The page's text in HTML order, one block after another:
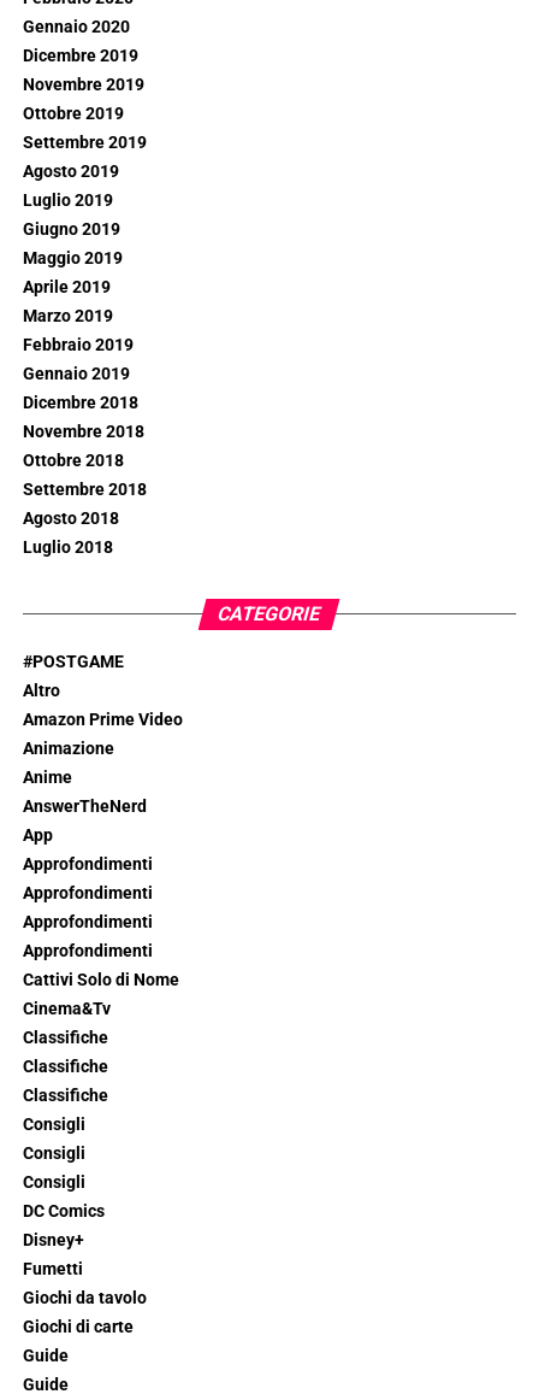
Gennaio 2020
Dicembre 2019
Novembre 2019
Ottobre 2019
Settembre 2019
Agosto 2019
Luglio 2019
Giugno 2019
Maggio 2019
Aprile 2019
Marzo 2019
Febbraio 2019
Gennaio 2019
Dicembre 2018
Novembre 2018
Ottobre 2018
Settembre 2018
Agosto 2018
Luglio 2018
CATEGORIE
#POSTGAME
Altro
Amazon Prime Video
Animazione
Anime
AnswerTheNerd
App
Approfondimenti
Approfondimenti
Approfondimenti
Approfondimenti
Cattivi Solo di Nome
Cinema&Tv
Classifiche
Classifiche
Classifiche
Consigli
Consigli
Consigli
DC Comics
Disney+
Fumetti
Giochi da tavolo
Giochi di carte
Guide
Guide